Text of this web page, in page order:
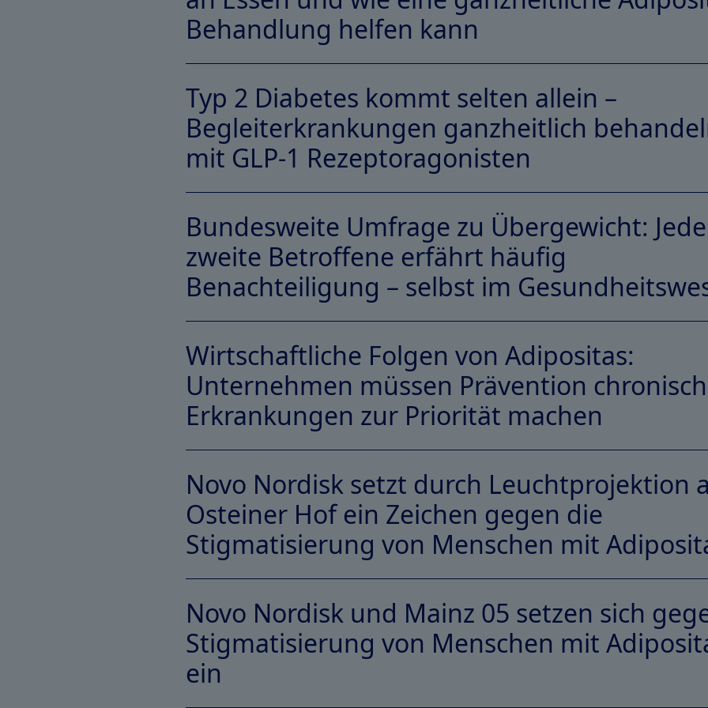
Behandlung helfen kann
Link Download-PDF
Typ 2 Diabetes kommt selten allein –
Begleiterkrankungen ganzheitlich
mit GLP-1 Rezeptoragonisten
Link Download-PDF
Bundesweite Umfrage zu Übergewicht:
zweite Betroffene erfährt häufig
Benachteiligung – selbst im
Link Download-PDF
Wirtschaftliche Folgen von Adipositas:
Unternehmen müssen Prävention
Erkrankungen zur Priorität machen
Link Download-PDF
Novo Nordisk setzt durch Leuchtprojektion
Osteiner Hof ein Zeichen gegen die
Stigmatisierung von Menschen mit
Link Download-PDF
Novo Nordisk und Mainz 05 setzen sich
Stigmatisierung von Menschen mit
ein